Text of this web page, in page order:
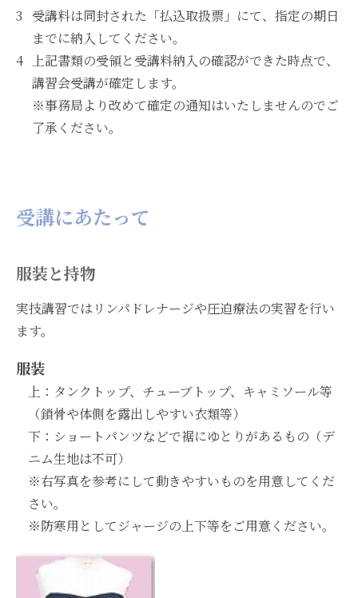
受講料は同封された「払込取扱票」にて、指定の期日
までに納入してください。
上記書類の受領と受講料納入の確認ができた時点で、
講習会受講が確定します。
※事務局より改めて確定の通知はいたしませんのでご
了承ください。
受講にあたって
服装と持物
実技講習ではリンパドレナージや圧迫療法の実習を行い
ます。
服装
上：タンクトップ、チューブトップ、キャミソール等
（鎖骨や体側を露出しやすい衣類等）
下：ショートパンツなどで裾にゆとりがあるもの（デ
ニム生地は不可）
※右写真を参考にして動きやすいものを用意してくだ
さい。
※防寒用としてジャージの上下等をご用意ください。